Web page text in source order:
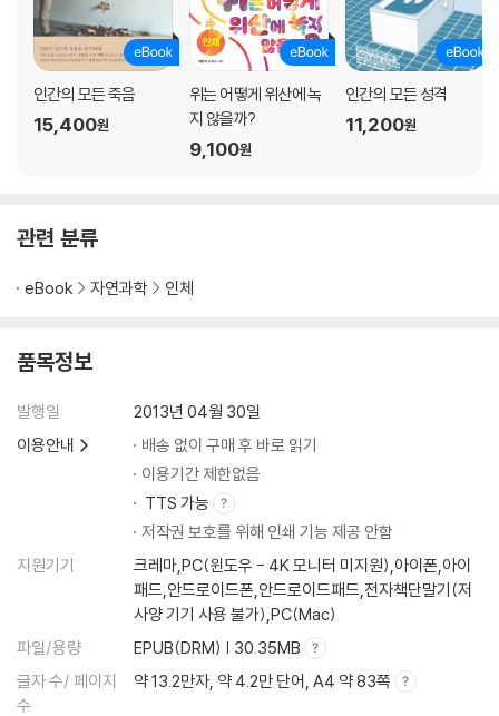
8. 평형감각
전정기관/전정신경계/고유감각/시각신경/평형감각의 통합/예측과 되먹
임/전정기관의 반사 작용/평형/각과 자율신경/멀미/메스꺼움과 구토/어
지럼과 현기증
9. 후각
냄새의 특징/냄새의 종류/후각신경/순응과 습관/후각과 기억/향료/후각
10. 미각
피부감각의 중요성/기계감각/통각/온도감각/가려움
12. 감각의 노화
시각의 노화/청각의 노화/평형감각의 노화/후각의 노화/미각의 노화/피
인간의 모든 죽음
15,400원
위는 어떻게 위산에 녹
지 않을까?
9,100원
인간의 모든 성격
11,200원
관련 분류
eBook 자연과학 인체
품목정보
발행일
2013년 04월 30일
이용안내
배송 없이 구매 후 바로 읽기
이용기간 제한없음
TTS 가능
저작권 보호를 위해 인쇄 기능 제공 안함
지원기기
크레마,PC(윈도우 - 4K 모니터 미지원),아이폰,아이
패드,안드로이드폰,안드로이드패드,전자책단말기(저
사양 기기 사용 불가),PC(Mac)
파일/용량
EPUB(DRM) | 30.35MB
글자 수/ 페이지
수
약 13.2만자, 약 4.2만 단어, A4 약 83쪽